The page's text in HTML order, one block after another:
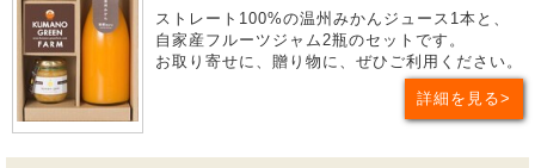
ストレート100%の温州みかんジュース1本と、
自家産フルーツジャム2瓶のセットです。
お取り寄せに、贈り物に、ぜひご利用ください。
詳細を見る